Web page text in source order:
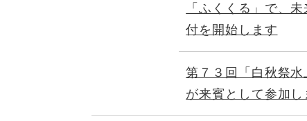
「ふくくる」で、
付を開始します
第７３回「白秋祭
が来賓として参加し